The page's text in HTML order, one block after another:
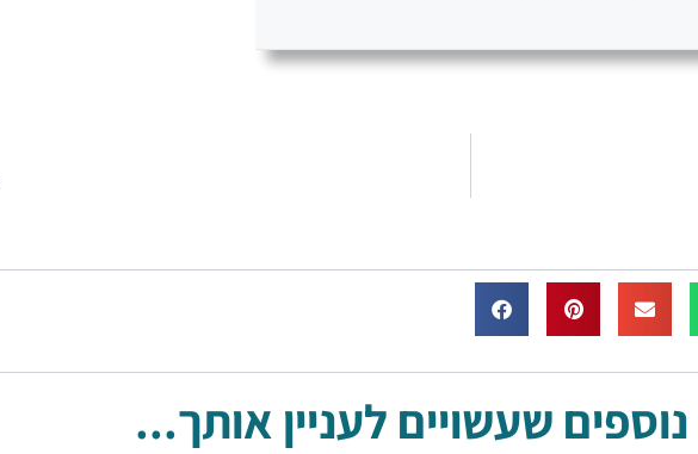
שעשויים לעניין אותך...